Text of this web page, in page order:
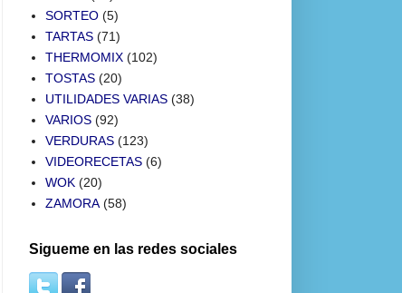
SORTEO (5)
TARTAS (71)
THERMOMIX (102)
TOSTAS (20)
UTILIDADES VARIAS (38)
VARIOS (92)
VERDURAS (123)
VIDEORECETAS (6)
WOK (20)
ZAMORA (58)
Sigueme en las redes sociales